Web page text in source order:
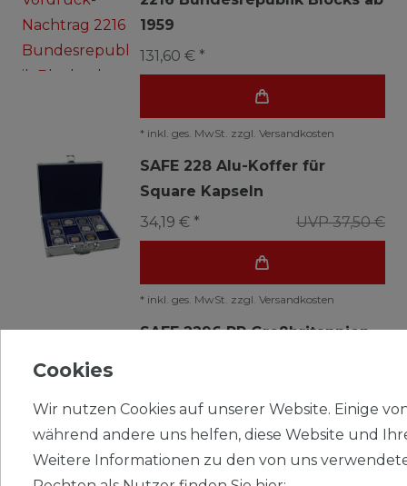
1959
131,60 € *
* inkl. ges. MwSt. zzgl. Versandkosten
SAFE 228 Alu-Koffer für
Square Kapseln
UVP 37,50 €
34,19 € *
* inkl. ges. MwSt. zzgl. Versandkosten
SAFE 2296 PP Großbritannien
*inkl. ges. MwSt.zzgl. Versandkosten
Cookies
Wir nutzen Cookies auf unserer Website. Einige
während andere uns helfen, diese Website und
Weitere Informationen zu den von uns